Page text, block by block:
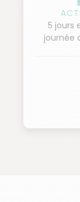
belles : le
d'Imada.
France.
5 jours
journée